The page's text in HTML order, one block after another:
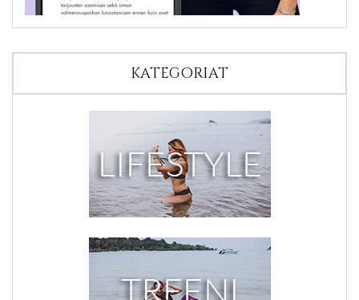
KATEGORIAT